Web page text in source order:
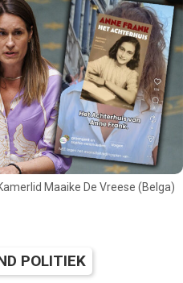
Maaike De Vreese (Belga)
POLITIEK